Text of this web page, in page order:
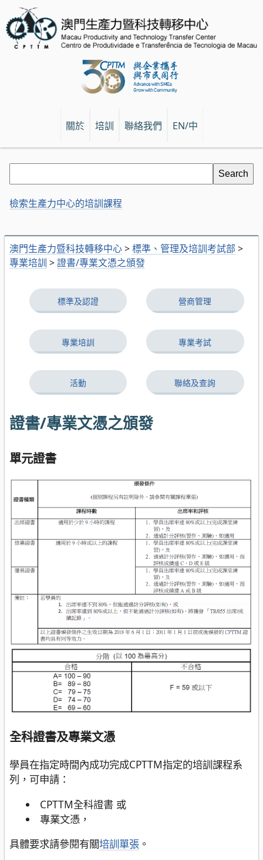
關於 培訓 聯絡我們 EN/中
澳門生產力暨科技轉移中心>標準、管理及培訓考試部 >
專業培訓 >證書/專業文憑之頒發
標準及認證 營商管理
專業培訓 專業考試
活動 聯絡及查詢
證書/專業文憑之頒發
單元證書
全科證書及專業文憑
學員在指定時間內成功完成CPTTM指定的培訓課程系
列，可申請：
CPTTM全科證書 或
專業文憑，
具體要求請參閱有關培訓單張 。
檢索生產力中心的培訓課程